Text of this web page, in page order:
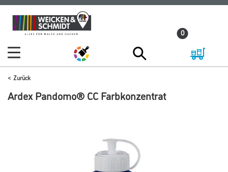
Zum
Inhalt
Zum
Navigationsmenü
0
Zurück
Ardex Pandomo® CC Farbkonzentrat